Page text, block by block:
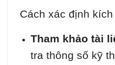
Cách xác định
Tham khảo tài
tra thông số kỹ